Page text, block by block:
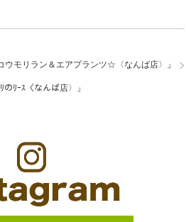
ウモリラン＆エアプランツ☆〈なんば店〉 」
のﾘｰｽ〈なんば店〉 」